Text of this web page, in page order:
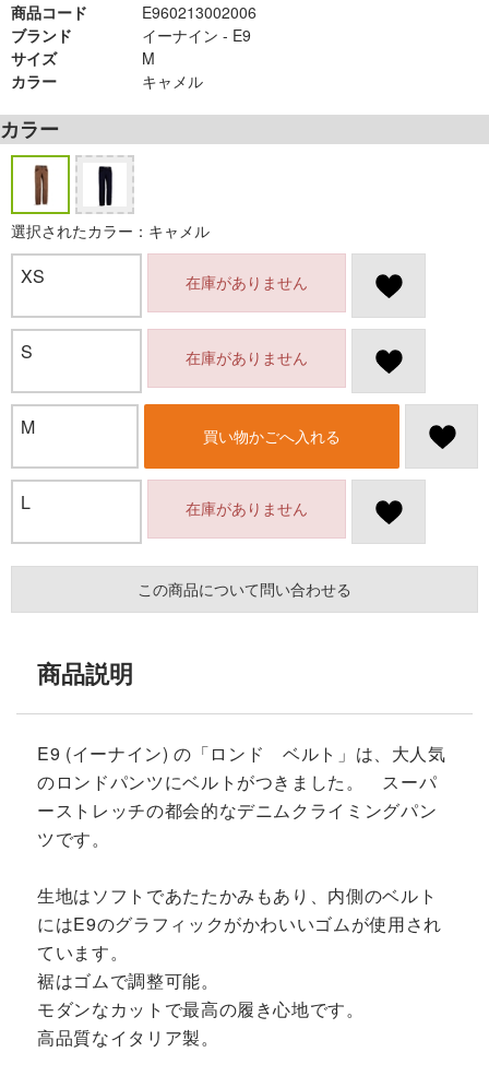
商品コード
E960213002006
ブランド
イーナイン - E9
サイズ
M
カラー
キャメル
カラー
選択されたカラー：キャメル
XS 在庫がありません
S 在庫がありません
M 買い物かごへ入れる
L 在庫がありません
この商品について問い合わせる
商品説明
E9 (イーナイン) の「ロンド ベルト」は、大人気
のロンドパンツにベルトがつきました。 スーパ
ーストレッチの都会的なデニムクライミングパン
ツです。
生地はソフトであたたかみもあり、内側のベルト
にはE9のグラフィックがかわいいゴムが使用され
ています。
裾はゴムで調整可能。
モダンなカットで最高の履き心地です。
高品質なイタリア製。